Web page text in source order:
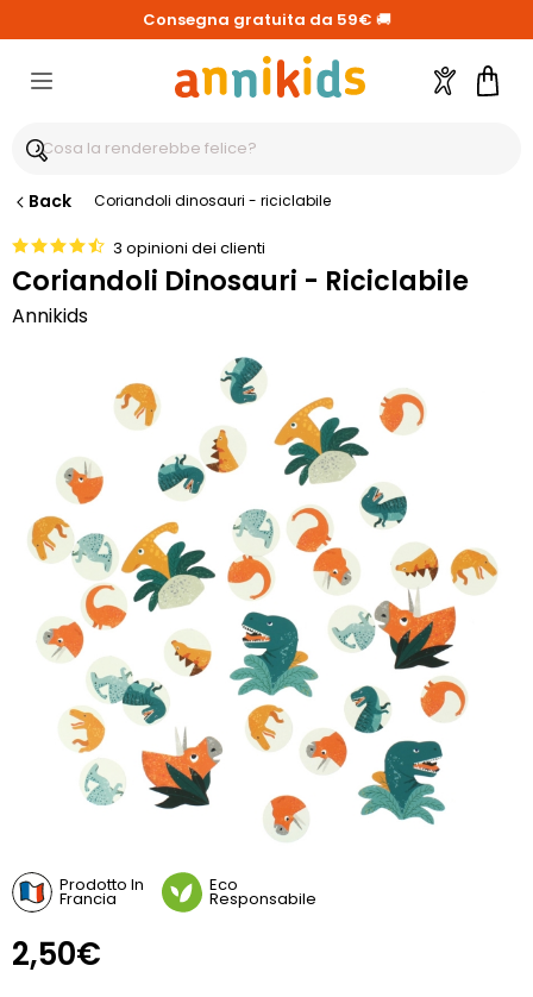
Consegna gratuita da 59€ 🚚
Account
Back Coriandoli dinosauri - riciclabile
3 opinioni dei clienti
Coriandoli Dinosauri - Riciclabile
Annikids
Prodotto In
Francia
Eco
Responsabile
2,50€